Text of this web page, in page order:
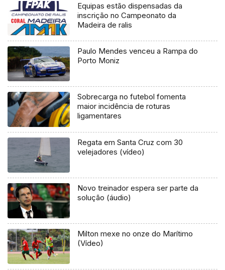
Equipas estão dispensadas da
inscrição no Campeonato da
Madeira de ralis
Paulo Mendes venceu a Rampa do
Porto Moniz
Sobrecarga no futebol fomenta
maior incidência de roturas
ligamentares
Regata em Santa Cruz com 30
velejadores (vídeo)
Novo treinador espera ser parte da
solução (áudio)
Milton mexe no onze do Marítimo
(Vídeo)